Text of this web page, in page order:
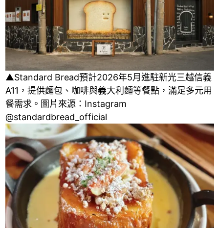
▲Standard Bread預計2026年5月進駐新光三越信義
A11，提供麵包、咖啡與義大利麵等餐點，滿足多元用
餐需求。圖片來源：Instagram
@standardbread_official